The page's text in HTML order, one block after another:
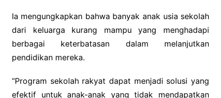
Ia mengungkapkan bahwa banyak anak usia sekolah
dari keluarga kurang mampu yang menghadapi
berbagai keterbatasan dalam melanjutkan
pendidikan mereka.
“Program sekolah rakyat dapat menjadi solusi yang
efektif untuk anak-anak yang tidak mendapatkan